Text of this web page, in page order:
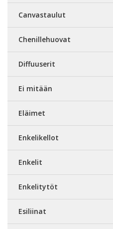
Canvastaulut
Chenillehuovat
Diffuuserit
Ei mitään
Eläimet
Enkelikellot
Enkelit
Enkelitytöt
Esiliinat